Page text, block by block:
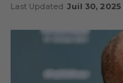
Last Updated Juil 30, 2025